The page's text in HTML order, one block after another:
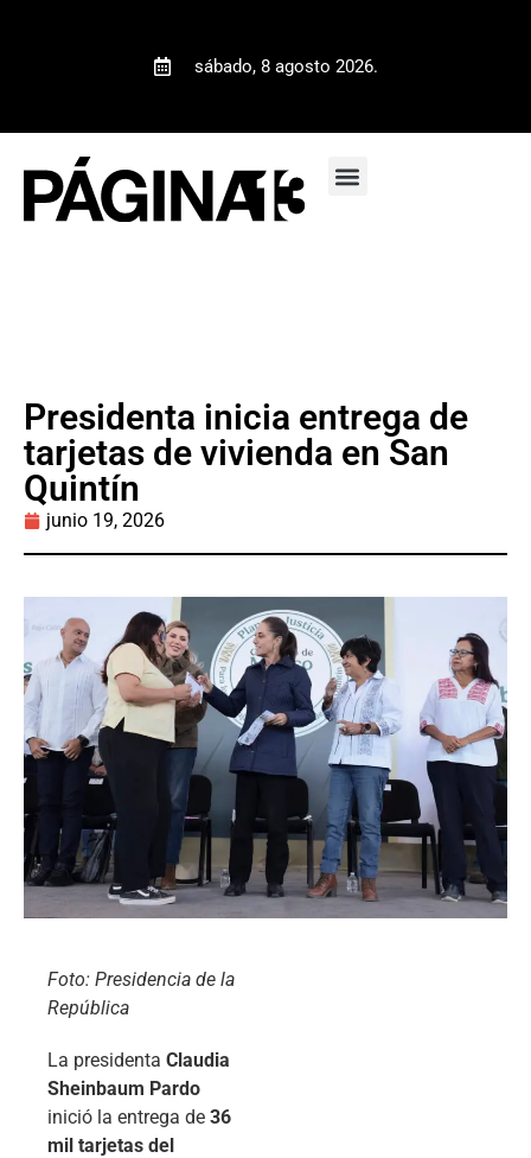
sábado, 8 agosto 2026.
Presidenta inicia entrega de
tarjetas de vivienda en San
Quintín
junio 19, 2026
Foto: Presidencia de la
República
La presidenta Claudia
Sheinbaum Pardo
inició la entrega de 36
mil tarjetas del